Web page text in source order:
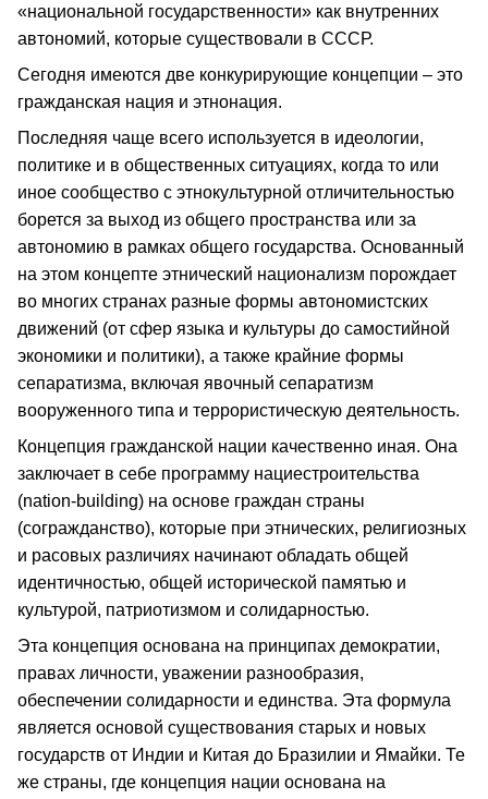
«национальной государственности» как внутренних
автономий, которые существовали в СССР.
Сегодня имеются две конкурирующие концепции – это
гражданская нация и этнонация.
Последняя чаще всего используется в идеологии,
политике и в общественных ситуациях, когда то или
иное сообщество с этнокультурной отличительностью
борется за выход из общего пространства или за
автономию в рамках общего государства. Основанный
на этом концепте этнический национализм порождает
во многих странах разные формы автономистских
движений (от сфер языка и культуры до самостийной
экономики и политики), а также крайние формы
сепаратизма, включая явочный сепаратизм
вооруженного типа и террористическую деятельность.
Концепция гражданской нации качественно иная. Она
заключает в себе программу нациестроительства
(nation-building) на основе граждан страны
(согражданство), которые при этнических, религиозных
и расовых различиях начинают обладать общей
идентичностью, общей исторической памятью и
культурой, патриотизмом и солидарностью.
Эта концепция основана на принципах демократии,
правах личности, уважении разнообразия,
обеспечении солидарности и единства. Эта формула
является основой существования старых и новых
государств от Индии и Китая до Бразилии и Ямайки. Те
же страны, где концепция нации основана на